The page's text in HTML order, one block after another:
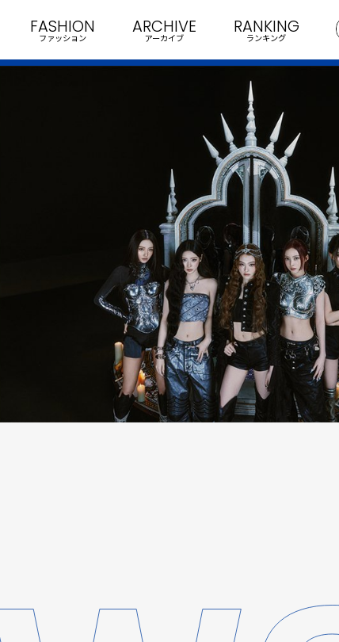
FASHION
ファッション
ARCHIVE
アーカイブ
RANKING
ランキング